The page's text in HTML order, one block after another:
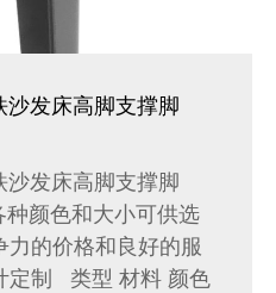
发床高脚支撑脚
发床高脚支撑脚
颜色和大小可供选
的价格和良好的服
定制 类型 材料 颜色